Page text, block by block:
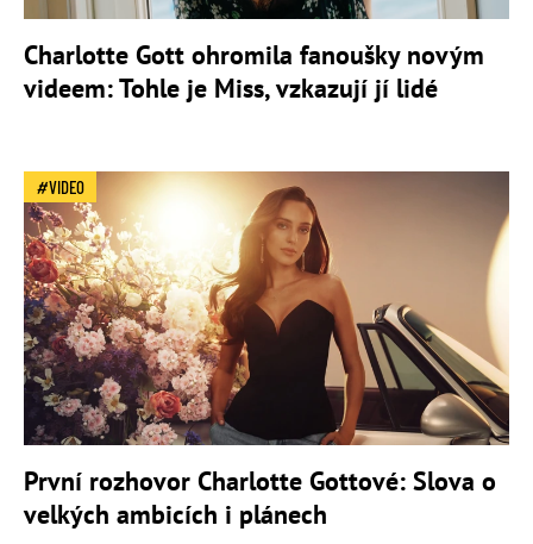
Charlotte Gott ohromila fanoušky novým
videem: Tohle je Miss, vzkazují jí lidé
VIDEO
První rozhovor Charlotte Gottové: Slova o
velkých ambicích i plánech